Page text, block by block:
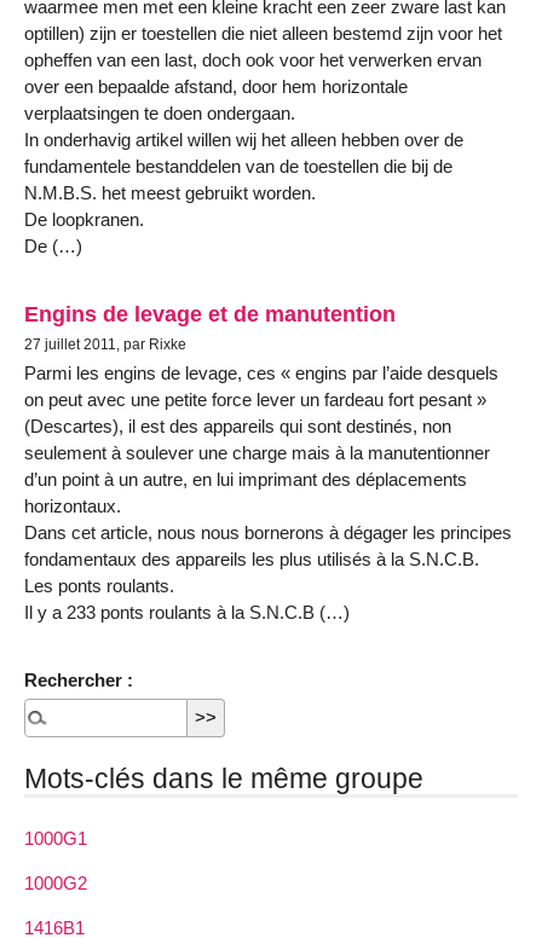
waarmee men met een kleine kracht een zeer zware last kan
optillen) zijn er toestellen die niet alleen bestemd zijn voor het
opheffen van een last, doch ook voor het verwerken ervan
over een bepaalde afstand, door hem horizontale
verplaatsingen te doen ondergaan.
In onderhavig artikel willen wij het alleen hebben over de
fundamentele bestanddelen van de toestellen die bij de
N.M.B.S. het meest gebruikt worden.
De loopkranen.
De (…)
Engins de levage et de manutention
27 juillet 2011, par Rixke
Parmi les engins de levage, ces « engins par l’aide desquels
on peut avec une petite force lever un fardeau fort pesant »
(Descartes), il est des appareils qui sont destinés, non
seulement à soulever une charge mais à la manutentionner
d’un point à un autre, en lui imprimant des déplacements
horizontaux.
Dans cet article, nous nous bornerons à dégager les principes
fondamentaux des appareils les plus utilisés à la S.N.C.B.
Les ponts roulants.
Il y a 233 ponts roulants à la S.N.C.B (…)
Rechercher :
Mots-clés dans le même groupe
1000G1
1000G2
1416B1